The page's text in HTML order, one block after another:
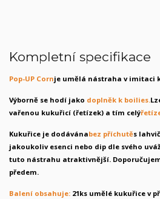
Kompletní specifikace
Pop-UP Cornje umělá nástraha v imitaci
Výborně se hodí jako doplněk k boilies.
vařenou kukuřicí (řetízek) a tím celý
Kukuřice je dodávánabez příchutěs
jakoukoliv esenci nebo dip dle svého
tuto nástrahu atraktivnější.
předem.
Balení obsahuje: 21ks umělé kukuřice v